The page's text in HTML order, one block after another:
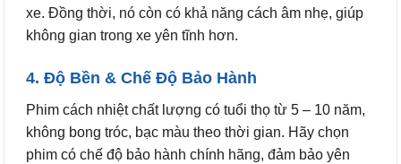
xe. Đồng thời, nó còn có khả năng cách âm nhẹ, giúp
không gian trong xe yên tĩnh hơn.
4. Độ Bền & Chế Độ Bảo Hành
Phim cách nhiệt chất lượng có tuổi thọ từ 5 – 10 năm,
không bong tróc, bạc màu theo thời gian. Hãy chọn
phim có chế độ bảo hành chính hãng, đảm bảo yên